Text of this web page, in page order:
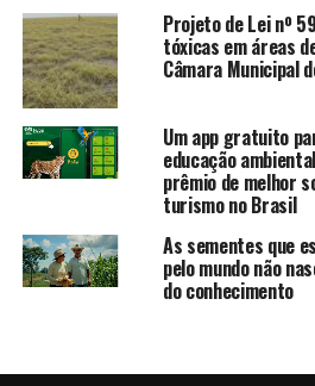
Projeto de Lei nº
tóxicas em áreas
Câmara Municipal
Um app gratuito
educação
prêmio de melhor
turismo no Brasil
As sementes que
pelo mundo não
do conhecimento